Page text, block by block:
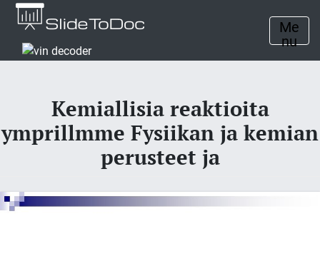
Me
nu
Kemiallisia reaktioita
ymprillmme Fysiikan ja kemian
perusteet ja